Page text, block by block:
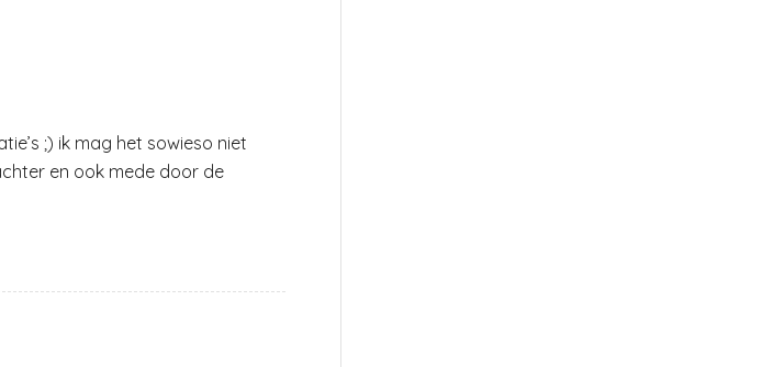
;) ik mag het sowieso niet
en ook mede door de